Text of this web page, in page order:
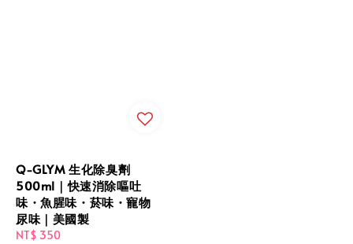
Q-GLYM 生化除臭劑
500ml｜快速消除嘔吐
味・魚腥味・菸味・寵物
尿味｜美國製
Regular
NT$ 350